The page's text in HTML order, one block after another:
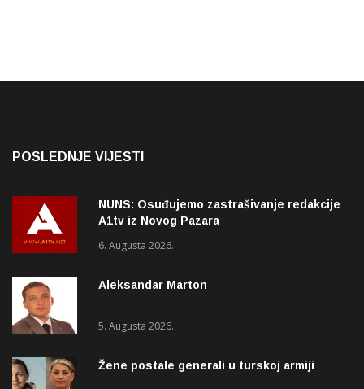
POSLEDNJE VIJESTI
NUNS: Osuđujemo zastrašivanje redakcije
A1tv iz Novog Pazara
6. Augusta 2026.
Aleksandar Marton
5. Augusta 2026.
Žene postale generali u turskoj armiji